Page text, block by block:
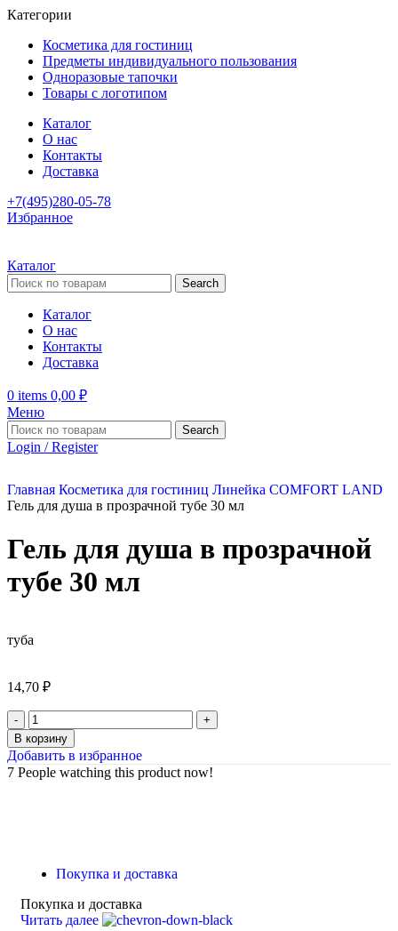
Категории
Косметика для гостиниц
Предметы индивидуального пользования
Одноразовые тапочки
Товары с логотипом
Каталог
О нас
Контакты
Доставка
+7(495)280-05-78
Избранное
Каталог
Search
Каталог
О нас
Контакты
Доставка
0 items 0,00 ₽
Меню
Search
Login / Register
Главная Косметика для гостиниц Линейка COMFORT LAND
Гель для душа в прозрачной тубе 30 мл
Гель для душа в прозрачной
тубе 30 мл
туба
14,70 ₽
В корзину
Добавить в избранное
7 People watching this product now!
Покупка и доставка
Покупка и доставка
Читать далее